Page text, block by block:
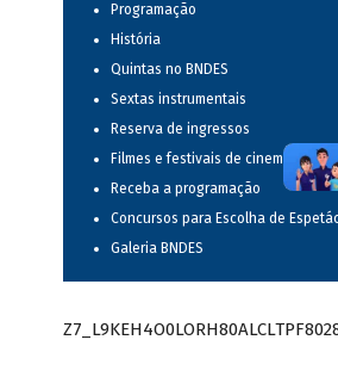
Programação
História
Quintas no BNDES
Sextas instrumentais
Reserva de ingressos
Filmes e festivais de cinema
Receba a programação
Concursos para Escolha de
Galeria BNDES